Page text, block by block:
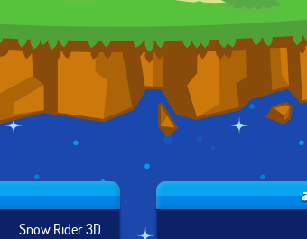
Snow Rider 3D